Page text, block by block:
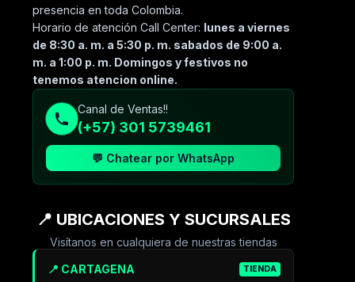
presencia en toda Colombia.
Horario de atención Call Center: lunes a viernes
de 8:30 a. m. a 5:30 p. m. sabados de 9:00 a.
m. a 1:00 p. m. Domingos y festivos no
tenemos atencion online.
Canal de Ventas!!
(+57) 301 5739461
💬 Chatear por WhatsApp
📍 UBICACIONES Y SUCURSALES
Visítanos en cualquiera de nuestras tiendas
📍 CARTAGENA TIENDA